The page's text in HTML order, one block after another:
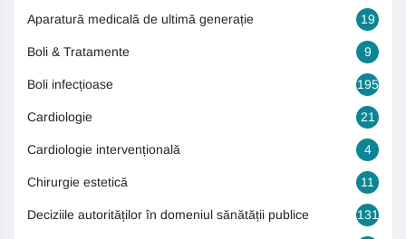
Aparatură medicală de ultimă generație 19
Boli & Tratamente 9
Boli infecțioase 195
Cardiologie 21
Cardiologie intervențională 4
Chirurgie estetică 11
Deciziile autorităților în domeniul sănătății publice 131